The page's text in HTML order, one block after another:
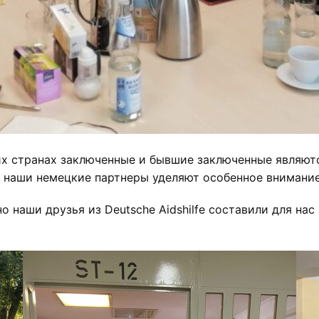
странах заключенные и бывшие заключенные
немецкие партнеры уделяют особенное
наши друзья из Deutsche Aidshilfe составили для